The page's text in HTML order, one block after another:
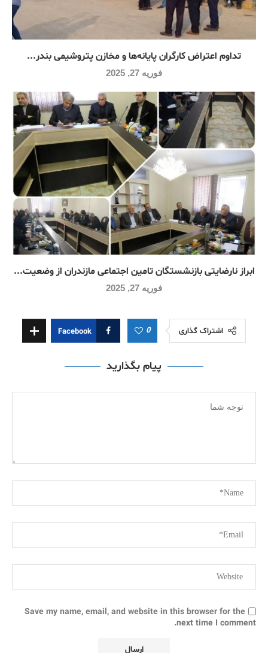
تداوم اعتراض کارگران پایانه‌ها و مخازن پتروشیمی بندر...
فوریه 27, 2025
ابراز نارضایتی بازنشستگان تامین اجتماعی مازندران از وضعیت...
فوریه 27, 2025
اشتراک گذاری 0
Facebook
پیام بگذارید
Save my name, email, and website in this browser for the
next time I comment.